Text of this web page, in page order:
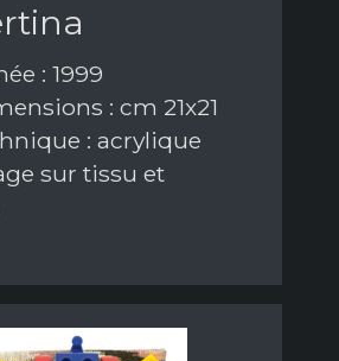
: 1999
: cm 21x21
: acrylique
sur tissu et